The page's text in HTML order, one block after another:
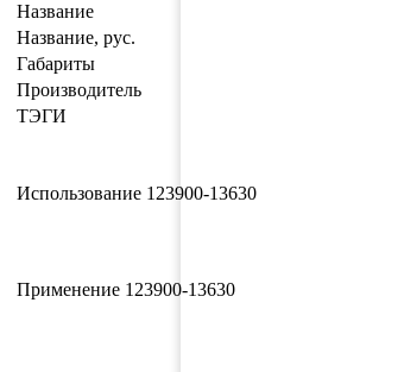
Название
Название, рус.
Габариты
Производитель
ТЭГИ
Использование 123900-13630
Применение 123900-13630